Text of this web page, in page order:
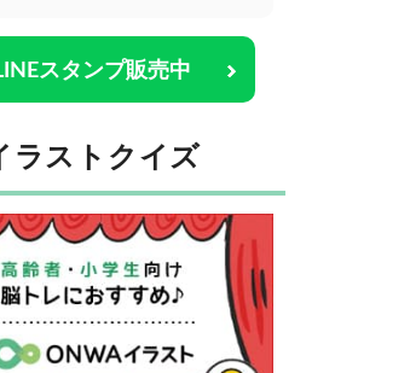
スタンプ販売中
ラストクイズ